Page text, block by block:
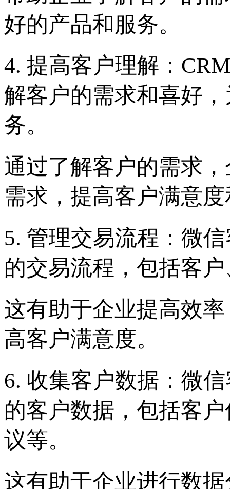
好的产品和服务。
4. 提高客户理解：
解客户的需求和喜好
务。
通过了解客户的需求
需求，提高客户满意
5. 管理交易流程：微
的交易流程，包括客
这有助于企业提高效
高客户满意度。
6. 收集客户数据：微
的客户数据，包括客
议等。
这有助于企业进行数